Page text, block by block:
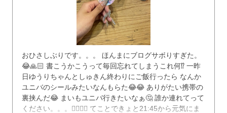
おひさしぶりです。。。 ほんまにブログサボりすぎた。
😂🙏🏻 書こうかこうって毎回忘れてしまうこれ何⁉️ 一昨
日ゆうりちゃんとしゅきん終わりにご飯行ったら なんか
ユニバのシールみたいなんもらた😂😂 ありがたい携帯の
裏挟んだ😂 まいもユニバ行きたいなぁ🤔 誰か連れてって
ください。。。✋🏻✋🏻 てことできょと21:45から元気にま